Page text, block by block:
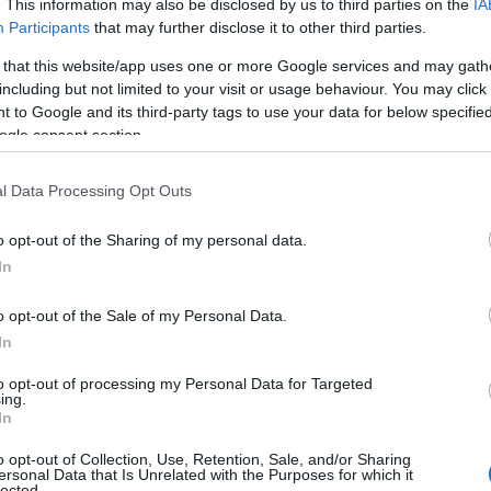
This information may also be disclosed by us to third parties on the
Participants that may further disclose it to other third parties.
that this website/app uses one or more Google services and may
but not limited to your visit or usage behaviour. You may
to Google and its third-party tags to use your data for below
consent section.
Data Processing Opt Outs
opt-out of the Sharing of my personal data.
opt-out of the Sale of my Personal Data.
opt-out of processing my Personal Data for Targeted
opt-out of Collection, Use, Retention, Sale, and/or Sharing
Data that Is Unrelated with the Purposes for which it
مواقع مراهنات رياضية Sulla pagina Facebook del
Comitato Sardegna della Lega Nazionale Dilettanti
è stata…
SPORT 28 GENNAIO 2019
Dalla Promozione alla Lega Pro, i risultati
Arzachena ancora k.o., l’Olbia e Ilvamaddalena non
LEGA PRO Arzachena Calcio 0 – Arezzo 1
L’Arzachena perde l’ennesima partita, questa volta
Argento internazionale di Taekwondo per